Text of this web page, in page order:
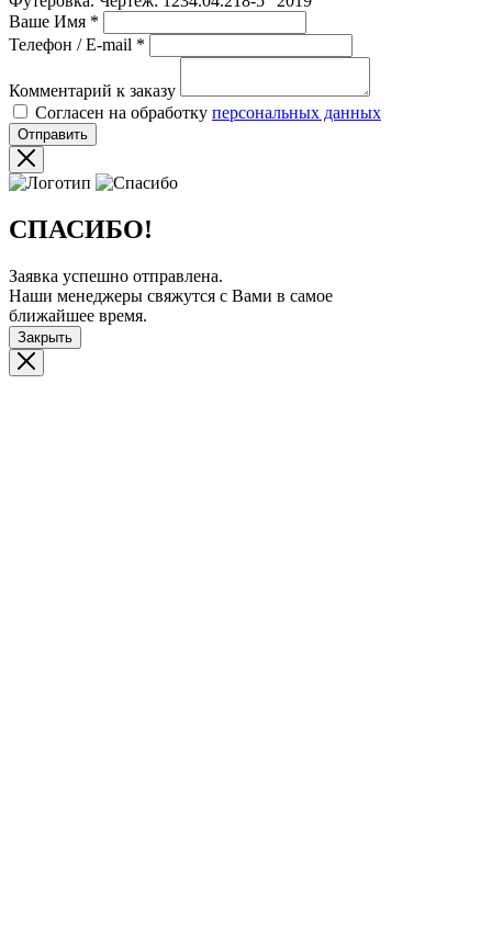
Ваше Имя *
Телефон / E-mail *
Комментарий к заказу
Согласен на обработку персональных данных
Отправить
СПАСИБО!
Заявка успешно отправлена.
Наши менеджеры свяжутся с Вами в самое
ближайшее время.
Закрыть